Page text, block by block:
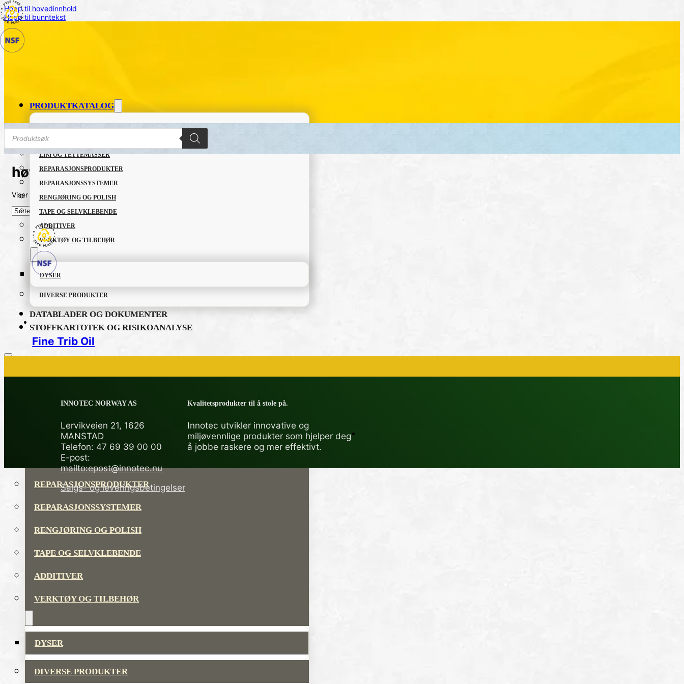
Hopp til hovedinnhold
Hopp til bunntekst
PRODUKTKATALOG
GRUNNING OG LAKK
LIM OG TETTEMASSER
REPARASJONSPRODUKTER
REPARASJONSSYSTEMER
RENGJØRING OG POLISH
TAPE OG SELVKLEBENDE
ADDITIVER
VERKTØY OG TILBEHØR
DYSER
DIVERSE PRODUKTER
DATABLADER OG DOKUMENTER
STOFFKARTOTEK OG RISIKOANALYSE
GRUNNING OG LAKK
LIM OG TETTEMASSER
REPARASJONSPRODUKTER
REPARASJONSSYSTEMER
RENGJØRING OG POLISH
TAPE OG SELVKLEBENDE
ADDITIVER
VERKTØY OG TILBEHØR
DYSER
DIVERSE PRODUKTER
Products
search
høy penetreringsevne
Viser det ene resultatet
Fine Trib Oil
INNOTEC NORWAY AS
Lervikveien 21, 1626
MANSTAD
Telefon: 47 69 39 00 00
E-post:
mailto:epost@innotec.nu
Salgs- og leveringsbetingelser
Kvalitetsprodukter til å stole på.
Innotec utvikler innovative og
miljøvennlige produkter som hjelper deg
å jobbe raskere og mer effektivt.